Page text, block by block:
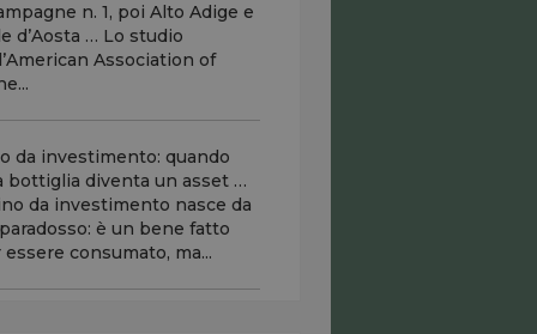
n. 1, poi Alto Adige e
d’Aosta … Lo studio
Association of
da investimento: quando
bottiglia diventa un asset …
da investimento nasce da
è un bene fatto
essere consumato, ma...